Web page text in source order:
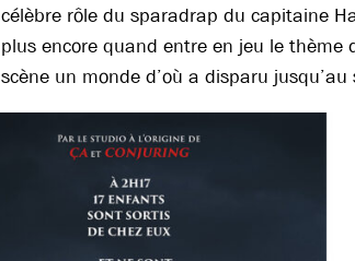
célèbre rôle du sparadrap du capitaine
plus encore quand entre en jeu le thème
scène un monde d’où a disparu